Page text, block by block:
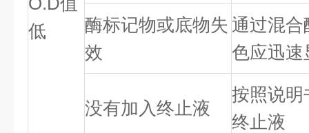
低
酶标记物或底物失
效
通过混
色应迅速
没有加入终止液
按照说明
终止液